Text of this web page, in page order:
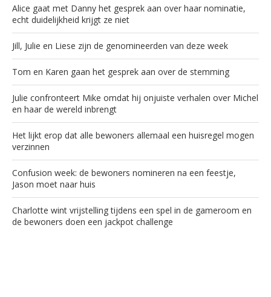
Alice gaat met Danny het gesprek aan over haar nominatie,
echt duidelijkheid krijgt ze niet
Jill, Julie en Liese zijn de genomineerden van deze week
Tom en Karen gaan het gesprek aan over de stemming
Julie confronteert Mike omdat hij onjuiste verhalen over Michel
en haar de wereld inbrengt
Het lijkt erop dat alle bewoners allemaal een huisregel mogen
verzinnen
Confusion week: de bewoners nomineren na een feestje,
Jason moet naar huis
Charlotte wint vrijstelling tijdens een spel in de gameroom en
de bewoners doen een jackpot challenge